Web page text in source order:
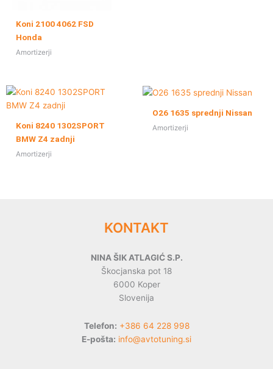
Koni 2100 4062 FSD
Honda
Amortizerji
Koni 8240 1302SPORT
BMW Z4 zadnji
Amortizerji
O26 1635 sprednji Nissan
Amortizerji
KONTAKT
NINA ŠIK ATLAGIĆ S.P.
Škocjanska pot 18
6000 Koper
Slovenija
Telefon: +386 64 228 998
E-pošta: info@avtotuning.si